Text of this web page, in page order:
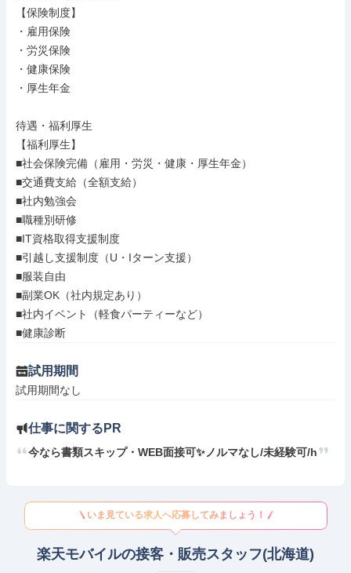
【保険制度】
・雇用保険
・労災保険
・健康保険
・厚生年金
待遇・福利厚生
【福利厚生】
■社会保険完備（雇用・労災・健康・厚生年金）
■交通費支給（全額支給）
■社内勉強会
■職種別研修
■IT資格取得支援制度
■引越し支援制度（U・Iターン支援）
■服装自由
■副業OK（社内規定あり）
■社内イベント（軽食パーティーなど）
■健康診断
試用期間
試用期間なし
仕事に関するPR
今なら書類スキップ・WEB面接可✨️ノルマなし/未経験可/h
いま見ている求人へ応募してみましょう！
楽天モバイルの接客・販売スタッフ(北海道)